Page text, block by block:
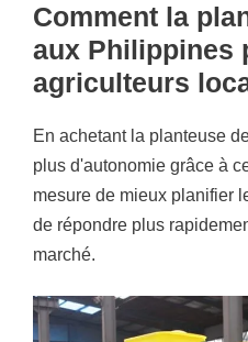
Comment la
aux Philippines
agriculteurs
En achetant la planteuse
plus d'autonomie grâce à
mesure de mieux planifier
de répondre plus
marché.